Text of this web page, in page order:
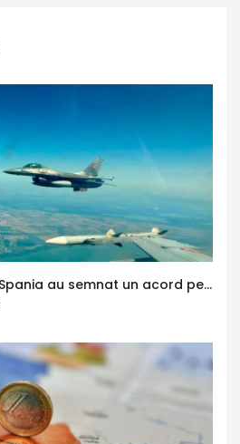
România, Bulgaria și Spania au semnat un acord pentru operațiuni transfrontaliere de poliție aeriană în cadrul NATO. Avioanele spaniole vor putea patrula și în spațiul aerian al Bulgariei